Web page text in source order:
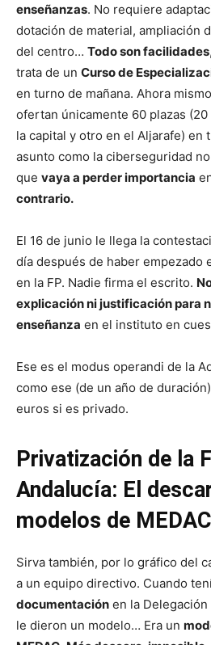
enseñanzas. No requiere
dotación de material, ampliación
del centro… Todo son facilidades
trata de un Curso de
en turno de mañana. Ahora
ofertan únicamente 60 plazas
la capital y otro en el Aljarafe) en
asunto como la ciberseguridad
que vaya a perder importancia
contrario.
El 16 de junio le llega la
día después de haber empezado
en la FP. Nadie firma el escrito.
explicación ni justificación para
enseñanza en el instituto en
Ese es el modus operandi de la
como ese (de un año de
euros si es privado.
Privatización de la
Andalucía: El
modelos de
Sirva también, por lo gráfico del
a un equipo directivo. Cuando
documentación en la
le dieron un modelo… Era un